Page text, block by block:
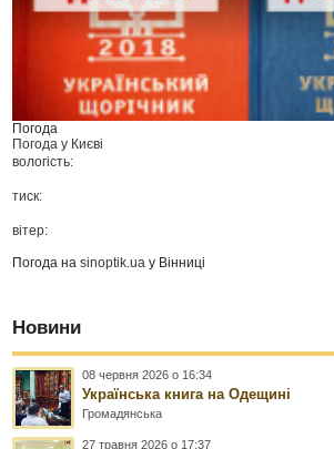
Погода
Погода у Києві
вологість:
тиск:
вітер:
Погода наsinoptik.ua у Вінниці
Новини
08 червня 2026 о 16:34
Українська книга на Одещині
Громадянська
27 травня 2026 о 17:37